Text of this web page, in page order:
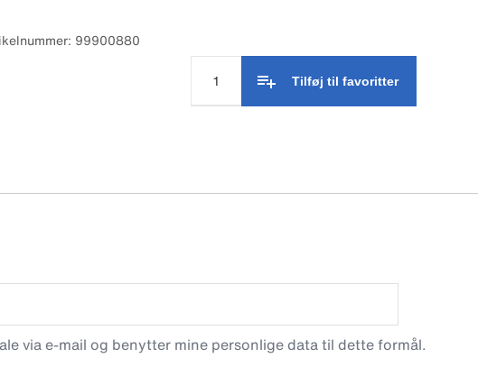
99900880
Tilføj til favoritter
via e-mail og benytter mine personlige data til dette formål.